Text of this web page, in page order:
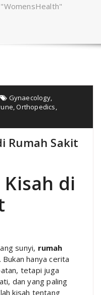
Gynaecology,
,Orthopedics
Rumah Sakit
di
sunyi, rumah
hanya cerita
tetapi juga
dan yang paling
kisah tentang